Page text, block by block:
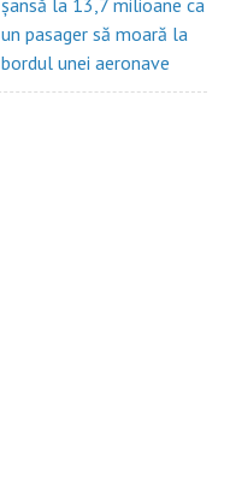
șansă la 13,7 milioane ca
un pasager să moară la
bordul unei aeronave